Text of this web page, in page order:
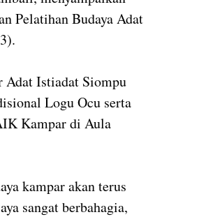
Pelatihan Budaya Adat
Adat Istiadat Siompu
Logu Ocu serta
Kampar di Aula
kampar akan terus
sangat berbahagia,